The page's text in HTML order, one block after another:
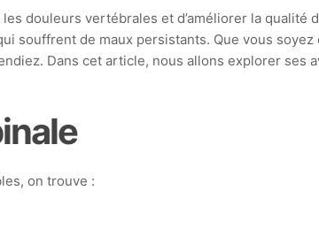
douleurs vertébrales et d’améliorer la qualité
souffrent de maux persistants. Que vous
Dans cet article, nous allons explorer ses
on trouve :